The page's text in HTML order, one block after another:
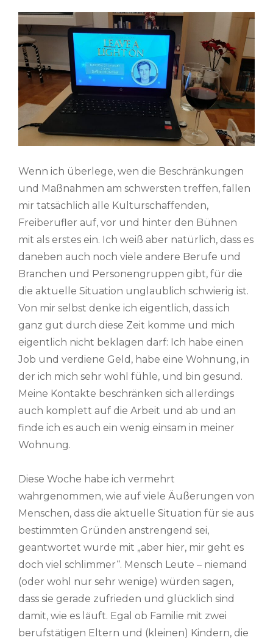
Wenn ich überlege, wen die Beschränkungen
und Maßnahmen am schwersten treffen, fallen
mir tatsächlich alle Kulturschaffenden,
Freiberufler auf, vor und hinter den Bühnen
mit als erstes ein. Ich weiß aber natürlich, dass es
daneben auch noch viele andere Berufe und
Branchen und Personengruppen gibt, für die
die aktuelle Situation unglaublich schwierig ist.
Von mir selbst denke ich eigentlich, dass ich
ganz gut durch diese Zeit komme und mich
eigentlich nicht beklagen darf: Ich habe einen
Job und verdiene Geld, habe eine Wohnung, in
der ich mich sehr wohl fühle, und bin gesund.
Meine Kontakte beschränken sich allerdings
auch komplett auf die Arbeit und ab und an
finde ich es auch ein wenig einsam in meiner
Wohnung.
Diese Woche habe ich vermehrt
wahrgenommen, wie auf viele Äußerungen von
Menschen, dass die aktuelle Situation für sie aus
bestimmten Gründen anstrengend sei,
geantwortet wurde mit „aber hier, mir geht es
doch viel schlimmer“. Mensch Leute – niemand
(oder wohl nur sehr wenige) würden sagen,
dass sie gerade zufrieden und glücklich sind
damit, wie es läuft. Egal ob Familie mit zwei
berufstätigen Eltern und (kleinen) Kindern, die